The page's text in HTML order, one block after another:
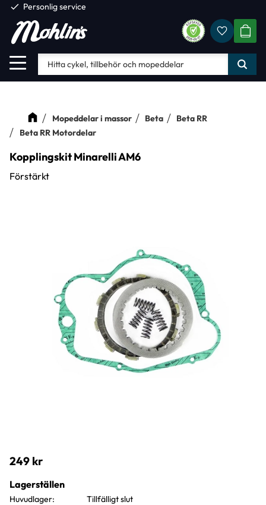
Meny
check Personlig service
Mopeddelar i massor Beta
Beta RR
Beta RR Motordelar
Kopplingskit Minarelli AM6
Förstärkt
249 kr
Lagerställen
Huvudlager